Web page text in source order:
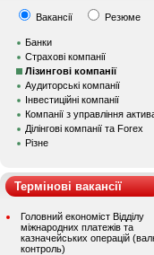
Вакансії Резюме
Банки
Страхові компанії
Лізингові компанії
Аудиторські компанії
Інвестиційні компанії
Компанії з управління
Ділінгові компанії та Forex
Різне
Термінові вакансії
Головний економіст Відділу
міжнародних платежів та
казначейських операцій
контроль)